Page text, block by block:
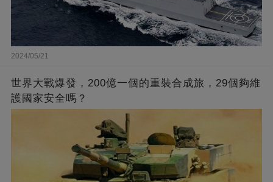
2024/05/21
世界大戰爆發，200億一個的重裝合成旅，29個夠維
護國家安全嗎？